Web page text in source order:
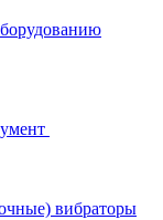
вибраторы